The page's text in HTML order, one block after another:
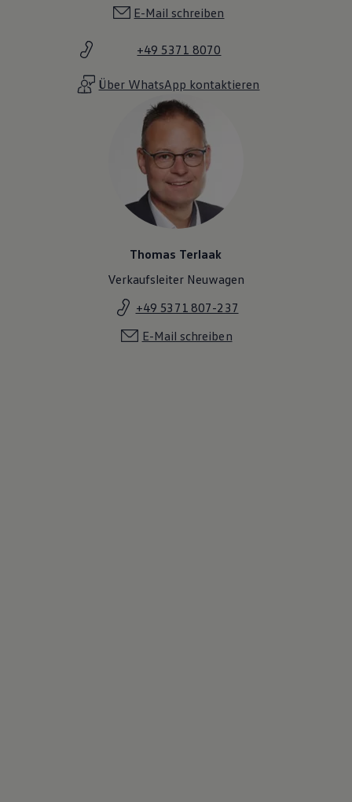
E-Mail schreiben
+49 5371 8070
Über WhatsApp kontaktieren
Thomas Terlaak
Verkaufsleiter Neuwagen
+49 5371 807-237
E-Mail schreiben